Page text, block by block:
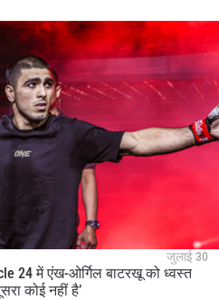
जुलाई 30
24 में एंख-ओर्गिल बाटरखू को ध्वस्त
कोई नहीं है’